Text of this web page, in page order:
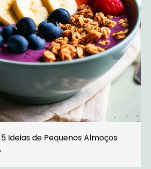
5 Ideias de Pequenos Almoços